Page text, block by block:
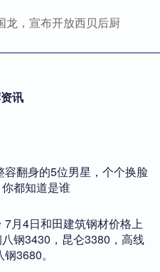
龙，宣布开放西贝后厨
讯
容翻身的5位男星，个个换脸
都知道是谁
7月4日和田建筑钢材价格上
钢3430，昆仑3380，高线
3680。